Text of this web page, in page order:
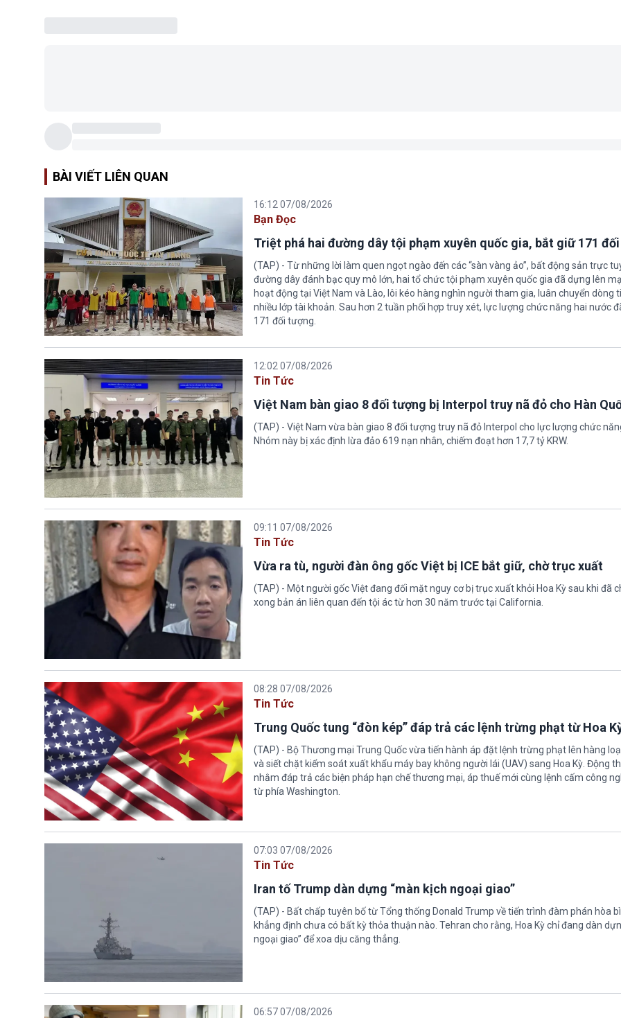
BÀI VIẾT LIÊN QUAN
16:12 07/08/2026
Bạn Đọc
Triệt phá hai đường dây tội phạm xuyên quốc gia, bắt giữ 171
(TAP) - Từ những lời làm quen ngọt ngào đến các “sàn vàng ảo”, bất động sản trực
đường dây đánh bạc quy mô lớn, hai tổ chức tội phạm xuyên quốc gia đã dựng lên
hoạt động tại Việt Nam và Lào, lôi kéo hàng nghìn người tham gia, luân chuyển dòng
nhiều lớp tài khoản. Sau hơn 2 tuần phối hợp truy xét, lực lượng chức năng hai nước
171 đối tượng.
12:02 07/08/2026
Tin Tức
Việt Nam bàn giao 8 đối tượng bị Interpol truy nã đỏ cho Hàn
(TAP) - Việt Nam vừa bàn giao 8 đối tượng truy nã đỏ Interpol cho lực lượng chức
Nhóm này bị xác định lừa đảo 619 nạn nhân, chiếm đoạt hơn 17,7 tỷ KRW.
09:11 07/08/2026
Tin Tức
Vừa ra tù, người đàn ông gốc Việt bị ICE bắt giữ, chờ trục xuất
(TAP) - Một người gốc Việt đang đối mặt nguy cơ bị trục xuất khỏi Hoa Kỳ sau khi đã
xong bản án liên quan đến tội ác từ hơn 30 năm trước tại California.
08:28 07/08/2026
Tin Tức
Trung Quốc tung “đòn kép” đáp trả các lệnh trừng phạt từ Hoa
(TAP) - Bộ Thương mại Trung Quốc vừa tiến hành áp đặt lệnh trừng phạt lên hàng
và siết chặt kiểm soát xuất khẩu máy bay không người lái (UAV) sang Hoa Kỳ. Động
nhằm đáp trả các biện pháp hạn chế thương mại, áp thuế mới cùng lệnh cấm công
từ phía Washington.
07:03 07/08/2026
Tin Tức
Iran tố Trump dàn dựng “màn kịch ngoại giao”
(TAP) - Bất chấp tuyên bố từ Tổng thống Donald Trump về tiến trình đàm phán hòa
khẳng định chưa có bất kỳ thỏa thuận nào. Tehran cho rằng, Hoa Kỳ chỉ đang dàn
ngoại giao” để xoa dịu căng thẳng.
06:57 07/08/2026